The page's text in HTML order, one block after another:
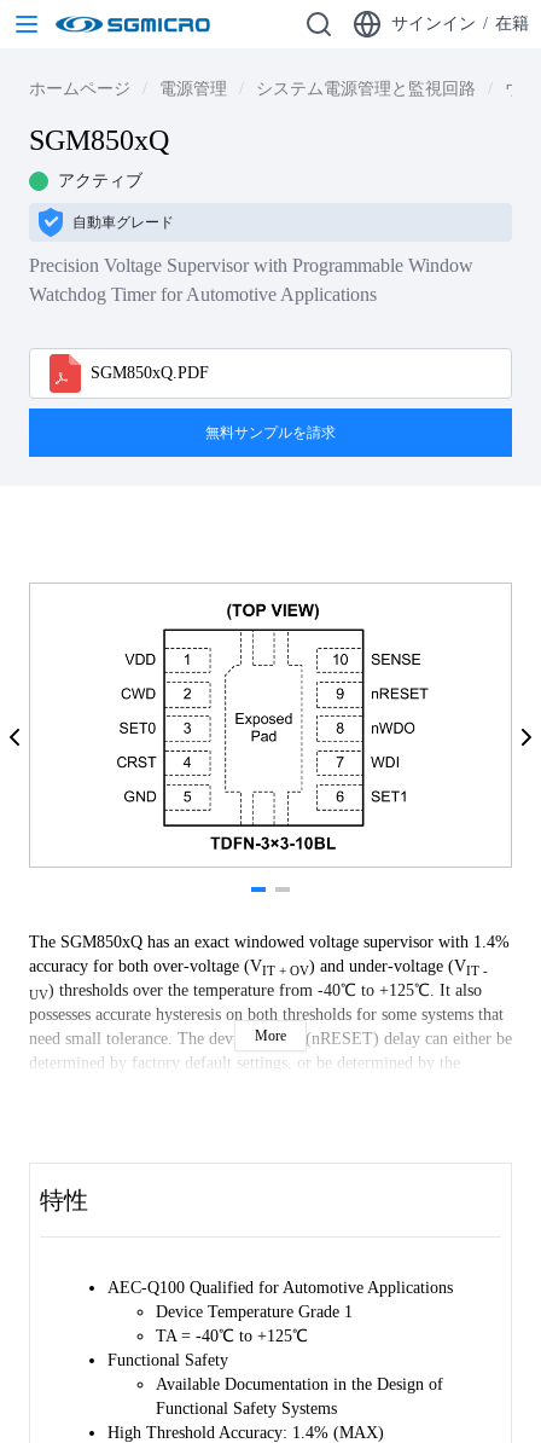
サインイン / 在籍
ホームページ 電源管理 システム電源管理と監視回路 ウ
SGM850xQ
アクティブ
自動車グレード
Precision Voltage Supervisor with Programmable Window
Watchdog Timer for Automotive Applications
SGM850xQ.PDF
無料サンプルを請求
The SGM850xQ has an exact windowed voltage supervisor with 1.4%
accuracy for both over-voltage (VIT + OV) and under-voltage (VIT -
UV) thresholds over the temperature from -40℃ to +125℃. It also
possesses accurate hysteresis on both thresholds for some systems that
need small tolerance. The device output (nRESET) delay can either be
determined by factory default settings, or be determined by the
factory default settings, or be determined by the external capacitor at
The device is AEC-Q100 qualified (Automotive Electronics Council
(AEC) standard Q100 Grade 1) and it is suitable for automotive
The SGM850xQ is available in a Green TDFN-3×3-10BL package. It
features wettable flanks for easy optical inspection.
More
特性
AEC-Q100 Qualified for Automotive Applications
Device Temperature Grade 1
TA = -40℃ to +125℃
Functional Safety
Available Documentation in the Design of
Functional Safety Systems
High Threshold Accuracy: 1.4% (MAX)